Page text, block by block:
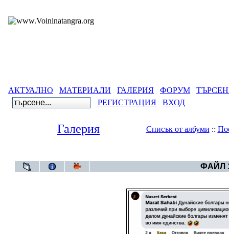
АКТУАЛНО МАТЕРИАЛИ ГАЛЕРИЯ ФОРУМ
РЕГИСТРАЦИЯ
ВХОД
Галерия Списък от албуми ::
ФАЙЛ